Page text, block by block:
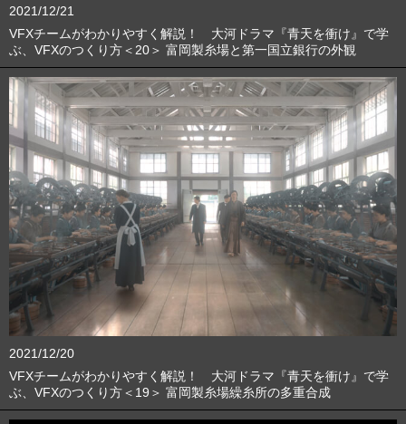
2021/12/21
VFXチームがわかりやすく解説！ 大河ドラマ『青天を衝け』で学
ぶ、VFXのつくり方＜20＞ 富岡製糸場と第一国立銀行の外観
2021/12/20
VFXチームがわかりやすく解説！ 大河ドラマ『青天を衝け』で学
ぶ、VFXのつくり方＜19＞ 富岡製糸場繰糸所の多重合成